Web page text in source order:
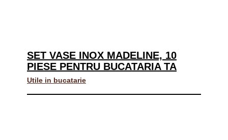
SET VASE INOX MADELINE, 10
PIESE PENTRU BUCATARIA TA
Utile in bucatarie